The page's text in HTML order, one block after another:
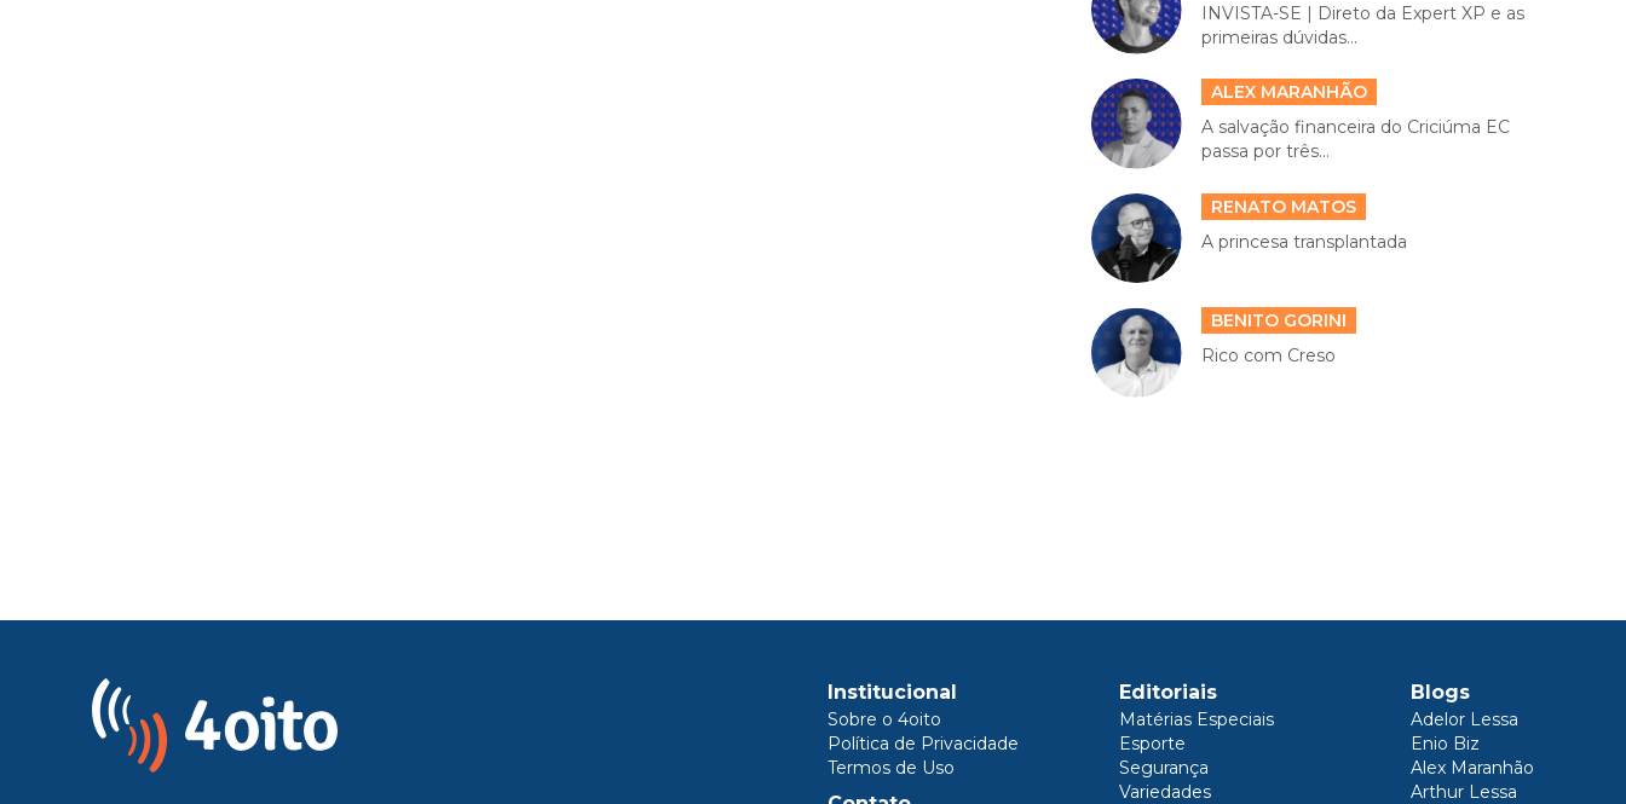
INVISTA-SE | Direto da Expert XP e as
primeiras dúvidas...
ALEX MARANHÃO
A salvação financeira do Criciúma EC
passa por três...
RENATO MATOS
A princesa transplantada
BENITO GORINI
Rico com Creso
Institucional
Sobre o 4oito
Política de Privacidade
Termos de Uso
Editoriais
Matérias Especiais
Esporte
Segurança
Variedades
Blogs
Adelor Lessa
Enio Biz
Alex Maranhão
Arthur Lessa